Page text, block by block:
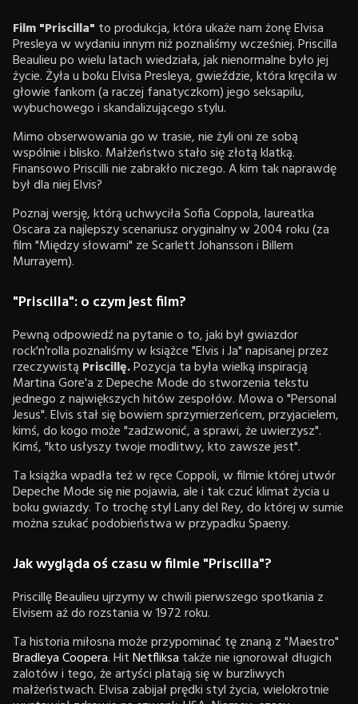
Film "Priscilla" to produkcja, która ukaże nam żonę Elvisa
Presleya w wydaniu innym niż poznaliśmy wcześniej. Priscilla
Beaulieu po wielu latach wiedziała, jak nienormalne było jej
życie. Żyła u boku Elvisa Presleya, gwieździe, która kręciła w
głowie fankom (a raczej fanatyczkom) jego seksapilu,
wybuchowego i skandalizującego stylu.
Mimo obserwowania go w trasie, nie żyli oni ze sobą
wspólnie i blisko. Małżeństwo stało się złotą klatką.
Finansowo Priscilli nie zabrakło niczego. A kim tak naprawdę
był dla niej Elvis?
Poznaj wersję, którą uchwyciła Sofia Coppola, laureatka
Oscara za najlepszy scenariusz oryginalny w 2004 roku (za
film "Między słowami" ze Scarlett Johansson i Billem
Murrayem).
"Priscilla": o czym jest film?
Pewną odpowiedź na pytanie o to, jaki był gwiazdor
rock'n'rolla poznaliśmy w książce "Elvis i Ja" napisanej przez
rzeczywistą Priscillę.Pozycja ta była wielką inspiracją
Martina Gore'a z Depeche Mode do stworzenia tekstu
jednego z największych hitów zespołów. Mowa o "Personal
Jesus". Elvis stał się bowiem sprzymierzeńcem, przyjacielem,
kimś, do kogo może "zadzwonić, a sprawi, że uwierzysz".
Kimś, "kto usłyszy twoje modlitwy, kto zawsze jest".
Ta książka wpadła też w ręce Coppoli, w filmie której utwór
Depeche Mode się nie pojawia, ale i tak czuć klimat życia u
boku gwiazdy. To trochę styl Lany del Rey, do której w sumie
można szukać podobieństwa w przypadku Spaeny.
Jak wygląda oś czasu w filmie "Priscilla"?
Priscillę Beaulieuujrzymy w chwili pierwszego spotkania z
Elvisem aż do rozstania w 1972 roku.
Ta historia miłosna może przypominać tę znaną z "Maestro"
Bradleya Coopera. HitNetfliksa także nie ignorował długich
zalotów i tego, że artyści platają się w burzliwych
małżeństwach. Elvisa zabijał prędki styl życia, wielokrotnie